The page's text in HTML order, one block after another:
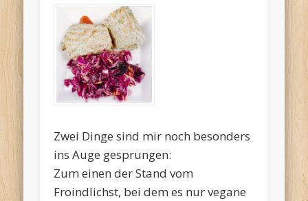
Zwei Dinge sind mir noch besonders
ins Auge gesprungen:
Zum einen der Stand vom
Froindlichst, bei dem es nur vegane